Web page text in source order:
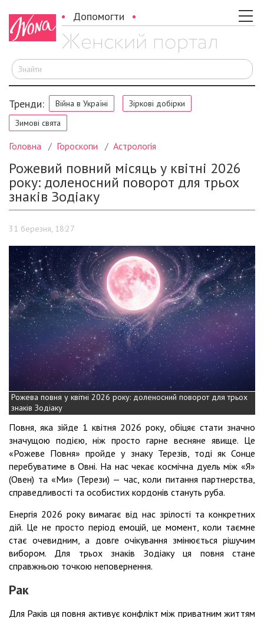
Допомогти
Тренди: Війна в Україні
Зіркові добірки
Зимові свята
Головна Гороскопи Астрологія
Рожевий повний місяць у квітні 2026
року: доленосний поворот для трьох
знаків Зодіаку
31 березня, 18:27
Рожева повня у квітні 2026 року: доленосний поворот для трьох
знаків Зодіаку
Повня, яка зійде 1 квітня 2026 року, обіцяє стати значно
значущою подією, ніж просто гарне весняне явище. Це
«Рожеве Повня» пройде у знаку Терезів, тоді як Сонце
перебуватиме в Овні. На нас чекає космічна дуель між «Я»
(Овен) та «Ми» (Терези) — час, коли питання партнерства,
справедливості та особистих кордонів стануть руба.
Енергія 2026 року вимагає від нас зрілості та конкретних
дій. Це не просто період емоцій, це момент, коли таємне
стає очевидним, а довге очікування змінюється рішучим
вибором. Для трьох знаків Зодіаку ця повня стане
справжньою точкою неповернення.
Рак
Для Раків ця повня активує конфлікт між приватним життям